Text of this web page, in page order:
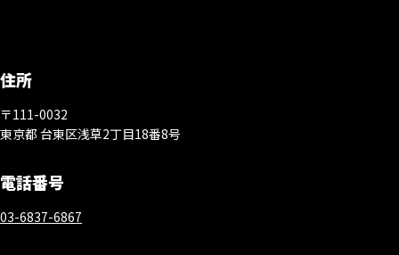
住所
〒111-0032
東京都 台東区浅草2丁目18番8号
電話番号
03-6837-6867